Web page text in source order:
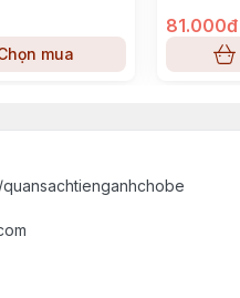
mua
81.000đ